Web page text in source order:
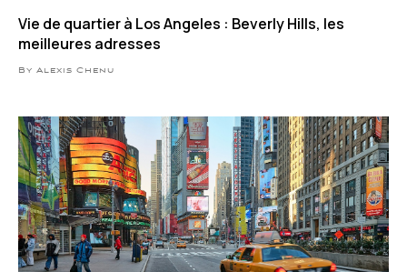
Vie de quartier à Los Angeles : Beverly Hills, les
meilleures adresses
By Alexis Chenu